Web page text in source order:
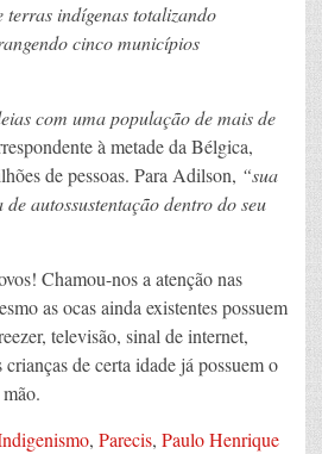
terras indígenas totalizando
cinco municípios
com uma população de mais de
à metade da Bélgica,
de pessoas. Para Adilson, “sua
autossustentação dentro do seu
Chamou-nos a atenção nas
as ocas ainda existentes possuem
televisão, sinal de internet,
de certa idade já possuem o
, Parecis, Paulo Henrique